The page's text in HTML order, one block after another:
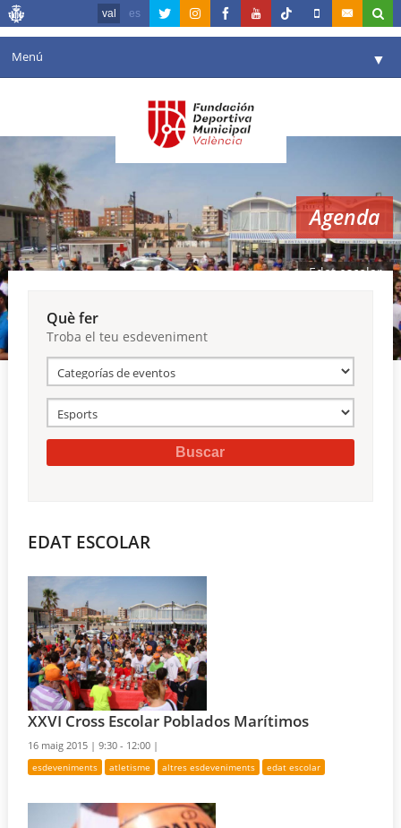
val es
Menú ▼
Agenda
Instal·lacions
Comunicació ▼
València en esport ▼
Reserves
Agenda
Edat escolar
Què fer
Troba el teu esdeveniment
EDAT ESCOLAR
XXVI Cross Escolar Poblados Marítimos
16 maig 2015 |9:30 - 12:00 |
esdeveniments atletisme altres esdeveniments edat escolar